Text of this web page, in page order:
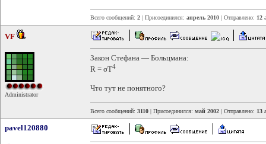
Всего сообщений: 2 | Присоединился: апрель 2010 | Отправлено: 12
VF
Administrator
Закон Стефана — Больцмана:
R = σT4
Что тут не понятного?
Всего сообщений: 3110 | Присоединился: май 2002 | Отправлено: 13
pavel120880